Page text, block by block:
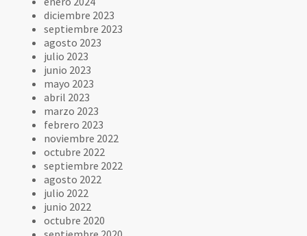
diciembre 2023
septiembre 2023
agosto 2023
julio 2023
junio 2023
mayo 2023
abril 2023
marzo 2023
febrero 2023
noviembre 2022
octubre 2022
septiembre 2022
agosto 2022
julio 2022
junio 2022
octubre 2020